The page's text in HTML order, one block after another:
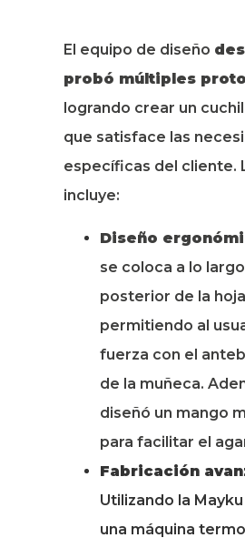
El equipo de diseño
probó múltiples
logrando crear un
que satisface las
específicas del cliente.
incluye:
Diseño
se coloca a lo
posterior de la
permitiendo al
fuerza con el
de la muñeca.
diseñó un mango
para facilitar el
Fabricación
Utilizando la
una máquina